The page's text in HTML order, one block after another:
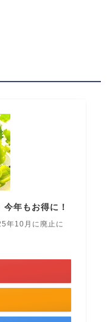
年もお得に！
年10月に廃止に